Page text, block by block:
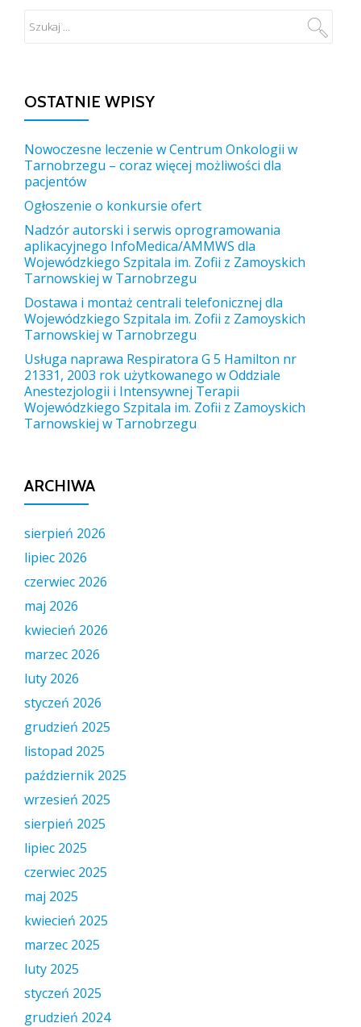
OSTATNIE WPISY
Nowoczesne leczenie w Centrum Onkologii w
Tarnobrzegu – coraz więcej możliwości dla
pacjentów
Ogłoszenie o konkursie ofert
Nadzór autorski i serwis oprogramowania
aplikacyjnego InfoMedica/AMMWS dla
Wojewódzkiego Szpitala im. Zofii z Zamoyskich
Tarnowskiej w Tarnobrzegu
Dostawa i montaż centrali telefonicznej dla
Wojewódzkiego Szpitala im. Zofii z Zamoyskich
Tarnowskiej w Tarnobrzegu
Usługa naprawa Respiratora G 5 Hamilton nr
21331, 2003 rok użytkowanego w Oddziale
Anestezjologii i Intensywnej Terapii
Wojewódzkiego Szpitala im. Zofii z Zamoyskich
Tarnowskiej w Tarnobrzegu
ARCHIWA
sierpień 2026
lipiec 2026
czerwiec 2026
maj 2026
kwiecień 2026
marzec 2026
luty 2026
styczeń 2026
grudzień 2025
listopad 2025
październik 2025
wrzesień 2025
sierpień 2025
lipiec 2025
czerwiec 2025
maj 2025
kwiecień 2025
marzec 2025
luty 2025
styczeń 2025
grudzień 2024